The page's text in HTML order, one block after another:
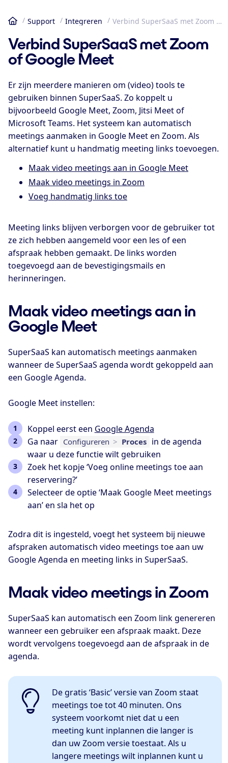
Home
Support Integreren Verbind SuperSaaS met Zoom of Google Meet
Verbind SuperSaaS met Zoom
of Google Meet
Er zijn meerdere manieren om (video) tools te
gebruiken binnen SuperSaaS. Zo koppelt u
bijvoorbeeld Google Meet, Zoom, Jitsi Meet of
Microsoft Teams. Het systeem kan automatisch
meetings aanmaken in Google Meet en Zoom. Als
alternatief kunt u handmatig meeting links toevoegen.
Maak video meetings aan in Google Meet
Maak video meetings in Zoom
Voeg handmatig links toe
Meeting links blijven verborgen voor de gebruiker tot
ze zich hebben aangemeld voor een les of een
afspraak hebben gemaakt. De links worden
toegevoegd aan de bevestigingsmails en
herinneringen.
Maak video meetings aan in
Google Meet
SuperSaaS kan automatisch meetings aanmaken
wanneer de SuperSaaS agenda wordt gekoppeld aan
een Google Agenda.
Google Meet instellen:
Koppel eerst een Google Agenda
Ga naar Configureren > Proces in de agenda
waar u deze functie wilt gebruiken
Zoek het kopje ‘Voeg online meetings toe aan
reservering?’
Selecteer de optie ‘Maak Google Meet meetings
aan’ en sla het op
Zodra dit is ingesteld, voegt het systeem bij nieuwe
afspraken automatisch video meetings toe aan uw
Google Agenda en meeting links in SuperSaaS.
Maak video meetings in Zoom
SuperSaaS kan automatisch een Zoom link genereren
wanneer een gebruiker een afspraak maakt. Deze
wordt vervolgens toegevoegd aan de afspraak in de
agenda.
De gratis ‘Basic’ versie van Zoom staat
meetings toe tot 40 minuten. Ons
systeem voorkomt niet dat u een
meeting kunt inplannen die langer is
dan uw Zoom versie toestaat. Als u
langere meetings wilt inplannen kunt u